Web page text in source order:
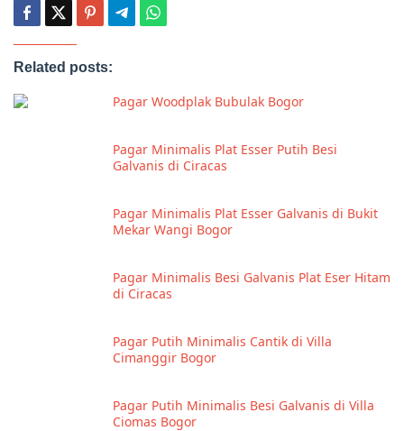
Related posts:
Pagar Woodplak Bubulak Bogor
Pagar Minimalis Plat Esser Putih Besi
Galvanis di Ciracas
Pagar Minimalis Plat Esser Galvanis di Bukit
Mekar Wangi Bogor
Pagar Minimalis Besi Galvanis Plat Eser Hitam
di Ciracas
Pagar Putih Minimalis Cantik di Villa
Cimanggir Bogor
Pagar Putih Minimalis Besi Galvanis di Villa
Ciomas Bogor